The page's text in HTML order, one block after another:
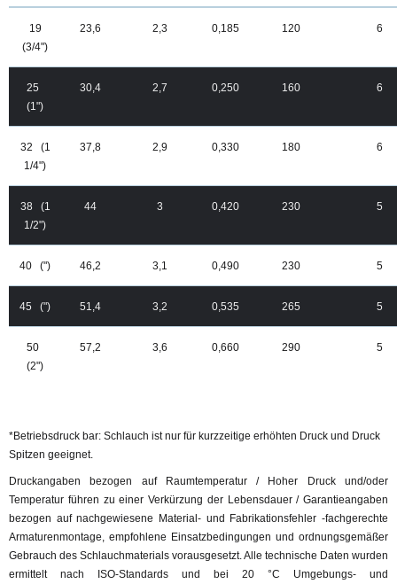
19
(3/4")
23,6 2,3 0,185 120 6
25
(1")
30,4 2,7 0,250 160 6
32 (1
1/4")
37,8 2,9 0,330 180 6
38 (1
1/2")
44 3 0,420 230 5
40 (") 46,2 3,1 0,490 230 5
45 (") 51,4 3,2 0,535 265 5
50
(2")
57,2 3,6 0,660 290 5
*Betriebsdruck bar: Schlauch ist nur für kurzzeitige erhöhten Druck und Druck
Spitzen geeignet.
Druckangaben bezogen auf Raumtemperatur / Hoher Druck und/oder
Temperatur führen zu einer Verkürzung der Lebensdauer / Garantieangaben
bezogen auf nachgewiesene Material- und Fabrikationsfehler -fachgerechte
Armaturenmontage, empfohlene Einsatzbedingungen und ordnungsgemäßer
Gebrauch des Schlauchmaterials vorausgesetzt. Alle technische Daten wurden
ermittelt nach ISO-Standards und bei 20 °C Umgebungs- und